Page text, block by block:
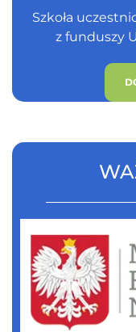
Szkoła
z funduszy